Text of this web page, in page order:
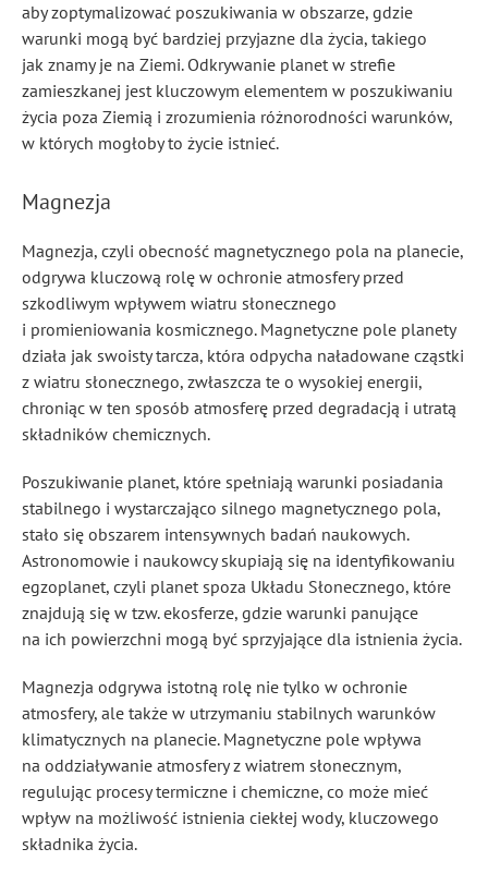
aby zoptymalizować poszukiwania w obszarze, gdzie
warunki mogą być bardziej przyjazne dla życia, takiego
jak znamy je na Ziemi. Odkrywanie planet w strefie
zamieszkanej jest kluczowym elementem w poszukiwaniu
życia poza Ziemią i zrozumienia różnorodności warunków,
w których mogłoby to życie istnieć.
Magnezja
Magnezja, czyli obecność magnetycznego pola na planecie,
odgrywa kluczową rolę w ochronie atmosfery przed
szkodliwym wpływem wiatru słonecznego
i promieniowania kosmicznego. Magnetyczne pole planety
działa jak swoisty tarcza, która odpycha naładowane cząstki
z wiatru słonecznego, zwłaszcza te o wysokiej energii,
chroniąc w ten sposób atmosferę przed degradacją i utratą
składników chemicznych.
Poszukiwanie planet, które spełniają warunki posiadania
stabilnego i wystarczająco silnego magnetycznego pola,
stało się obszarem intensywnych badań naukowych.
Astronomowie i naukowcy skupiają się na identyfikowaniu
egzoplanet, czyli planet spoza Układu Słonecznego, które
znajdują się w tzw. ekosferze, gdzie warunki panujące
na ich powierzchni mogą być sprzyjające dla istnienia życia.
Magnezja odgrywa istotną rolę nie tylko w ochronie
atmosfery, ale także w utrzymaniu stabilnych warunków
klimatycznych na planecie. Magnetyczne pole wpływa
na oddziaływanie atmosfery z wiatrem słonecznym,
regulując procesy termiczne i chemiczne, co może mieć
wpływ na możliwość istnienia ciekłej wody, kluczowego
składnika życia.